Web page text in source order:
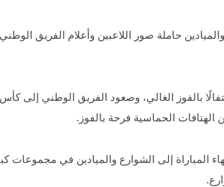
حاملة صور اللاعبين وأعلام الفريق
الهتافات الحماسية فرحة بالفوز.
المباراة إلى الشوارع والميادين في مجموعات